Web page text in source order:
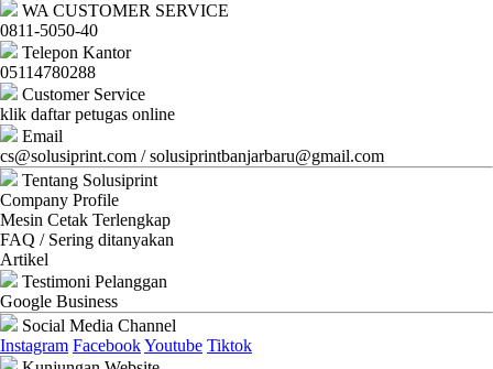
WA CUSTOMER SERVICE
0811-5050-40
Telepon Kantor
05114780288
Customer Service
klik daftar petugas online
Email
cs@solusiprint.com / solusiprintbanjarbaru@gmail.com
Tentang Solusiprint
Company Profile
Mesin Cetak Terlengkap
FAQ / Sering ditanyakan
Artikel
Testimoni Pelanggan
Google Business
Social Media Channel
Instagram FacebookYoutube Tiktok